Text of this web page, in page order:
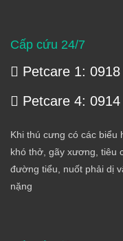
Cấp cứu 24/7
Petcare 1:
Petcare 4:
Khi thú cưng có các biểu
khó thở, gãy xương, tiêu
đường tiểu, nuốt phải dị
nặng